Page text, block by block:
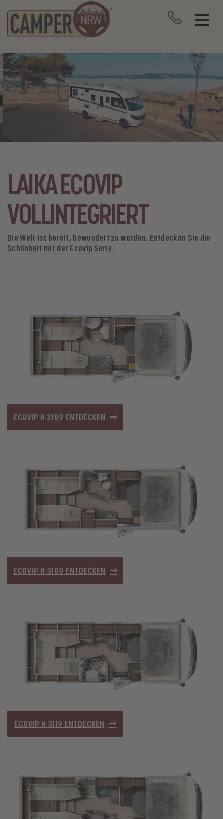
LAIKA ECOVIP
VOLLINTEGRIERT
Die Welt ist bereit, bewundert zu werden. Entdecken Sie die
Schönheit mit der Ecovip Serie.
ECOVIP H 2109 ENTDECKEN
ECOVIP H 3109 ENTDECKEN
ECOVIP H 3119 ENTDECKEN